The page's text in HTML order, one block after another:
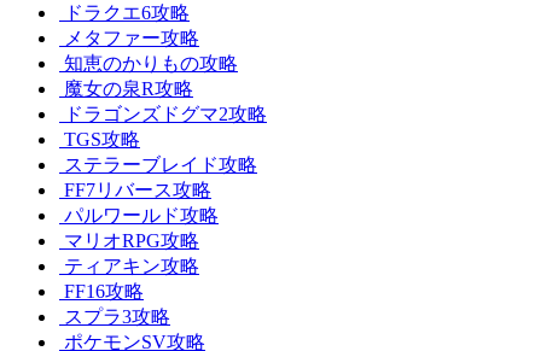
ドラクエ6攻略
メタファー攻略
知恵のかりもの攻略
魔女の泉R攻略
ドラゴンズドグマ2攻略
TGS攻略
ステラーブレイド攻略
FF7リバース攻略
パルワールド攻略
マリオRPG攻略
ティアキン攻略
FF16攻略
スプラ3攻略
ポケモンSV攻略